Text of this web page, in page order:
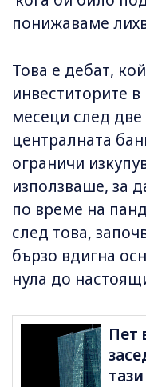
понижаваме
Това е дебат,
инвеститорите
месеци след
централната
ограничи
използваше, за
по време на
след това,
бързо вдигна
нула до
Пет